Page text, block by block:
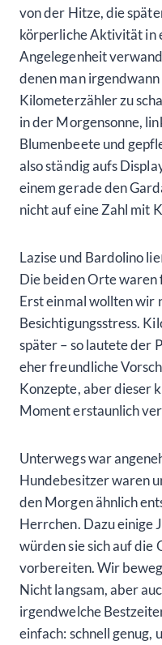
von der Hitze, die
körperliche Aktivität in
Angelegenheit
denen man
Kilometerzähler zu
in der Morgensonne,
Blumenbeete und
also ständig aufs
einem gerade den
nicht auf eine Zahl mit
Lazise und Bardolino
Die beiden Orte waren
Erst einmal wollten wir
Besichtigungsstress.
später – so lautete der
eher freundliche
Konzepte, aber dieser
Moment erstaunlich
Unterwegs war
Hundebesitzer waren
den Morgen ähnlich
Herrchen. Dazu einige
würden sie sich auf die
vorbereiten. Wir
Nicht langsam, aber
irgendwelche
einfach: schnell genug,